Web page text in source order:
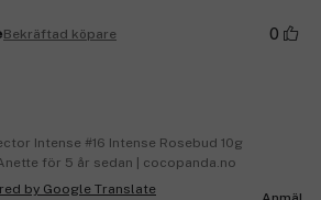
Bekräftad köpare 0
Intense #16 Intense Rosebud 10g
för 5 år sedan | cocopanda.no